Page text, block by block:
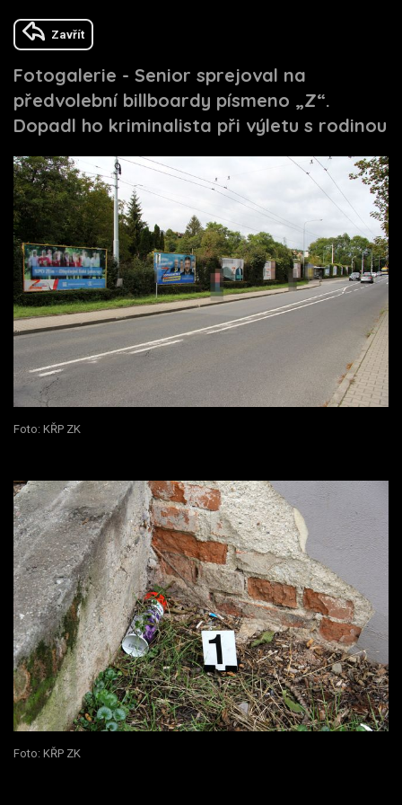
Zavřít
Fotogalerie - Senior sprejoval na
předvolební billboardy písmeno „Z“.
Dopadl ho kriminalista při výletu s rodinou
Foto: KŘP ZK
Foto: KŘP ZK